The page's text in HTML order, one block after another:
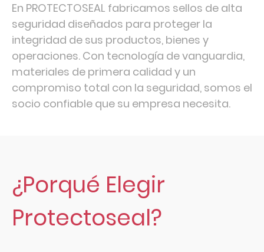
En PROTECTOSEAL fabricamos sellos de alta
seguridad diseñados para proteger la
integridad de sus productos, bienes y
operaciones. Con tecnología de vanguardia,
materiales de primera calidad y un
compromiso total con la seguridad, somos el
socio confiable que su empresa necesita.
¿Porqué Elegir
Protectoseal?